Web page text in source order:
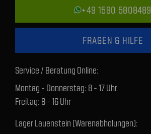
+49 1590 5808489
FRAGEN & HILFE
Service / Beratung Online:
Montag - Donnerstag: 8 - 17 Uhr
Freitag: 8 - 16 Uhr
Lager Lauenstein (Warenabholungen):